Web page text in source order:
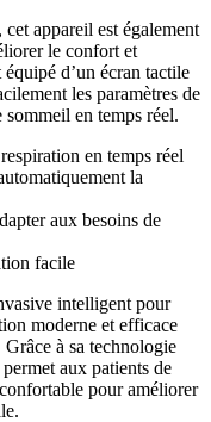
appareil est également
le confort et
d’un écran tactile
les paramètres de
sommeil en temps réel.
en temps réel
la
aux besoins de
facile
intelligent pour
moderne et efficace
à sa technologie
aux patients de
pour améliorer